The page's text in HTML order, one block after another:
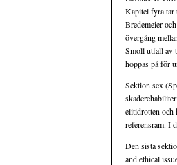
Kapitel fyra tar
Bredemeier
övergång
Smoll utfall av
hoppas på för
Sektion sex
elitidrotten och
referensram. I
Den sista
and ethical